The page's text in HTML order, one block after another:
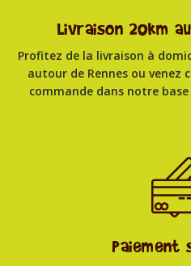
Livraison 20km
Profitez de la livraison à
autour de Rennes ou venez
commande dans notre
Paiement